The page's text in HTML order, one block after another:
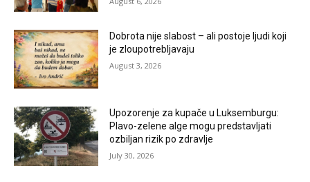
Dobrota nije slabost – ali postoje ljudi koji
je zloupotrebljavaju
August 3, 2026
Upozorenje za kupače u Luksemburgu:
Plavo-zelene alge mogu predstavljati
ozbiljan rizik po zdravlje
July 30, 2026